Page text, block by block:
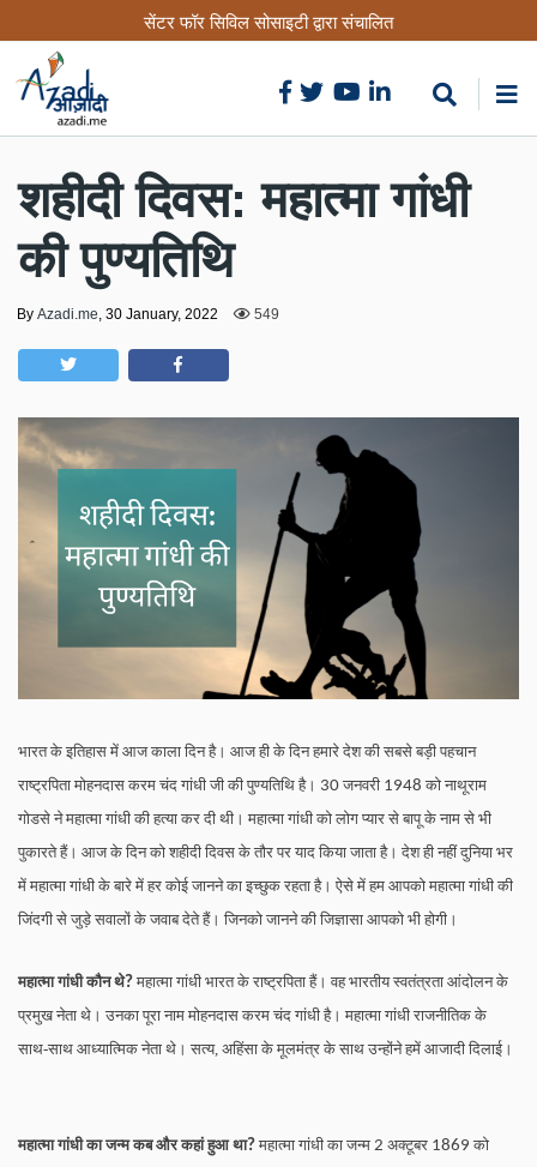
to
content
सेंटर फॉर सिविल सोसाइटी द्वारा संचालित
शहीदी दिवस: महात्मा गांधी
की पुण्यतिथि
By Azadi.me, 30 January, 2022 549
भारत के इतिहास में आज काला दिन है। आज ही के दिन हमारे देश की सबसे बड़ी पहचान
राष्ट्रपिता मोहनदास करम चंद गांधी जी की पुण्यतिथि है। 30 जनवरी 1948 को नाथूराम
गोडसे ने महात्मा गांधी की हत्या कर दी थी। महात्मा गांधी को लोग प्यार से बापू के नाम से भी
पुकारते हैं। आज के दिन को शहीदी दिवस के तौर पर याद किया जाता है। देश ही नहीं दुनिया भर
में महात्मा गांधी के बारे में हर कोई जानने का इच्छुक रहता है। ऐसे में हम आपको महात्मा गांधी की
जिंदगी से जुड़े सवालों के जवाब देते हैं। जिनको जानने की जिज्ञासा आपको भी होगी।
महात्मा गांधी कौन थे? महात्मा गांधी भारत के राष्ट्रपिता हैं। वह भारतीय स्वतंत्रता आंदोलन के
प्रमुख नेता थे। उनका पूरा नाम मोहनदास करम चंद गांधी है। महात्मा गांधी राजनीतिक के
साथ-साथ आध्यात्मिक नेता थे। सत्य, अहिंसा के मूलमंत्र के साथ उन्होंने हमें आजादी दिलाई।
महात्मा गांधी का जन्म कब और कहां हुआ था? महात्मा गांधी का जन्म 2 अक्टूबर 1869 को